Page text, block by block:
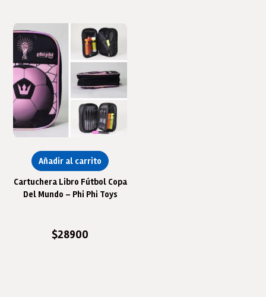
Añadir al carrito
Cartuchera Libro Fútbol Copa
Del Mundo – Phi Phi Toys
$28900